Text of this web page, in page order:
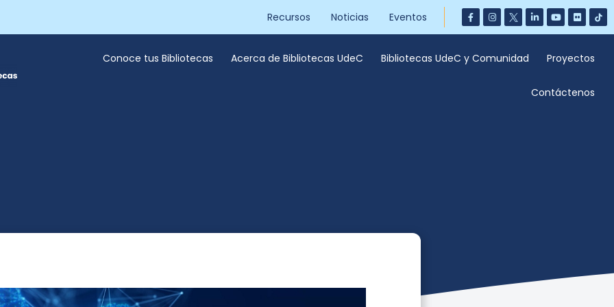
Recursos Noticias Eventos
Conoce tus Bibliotecas Acerca de Bibliotecas UdeC Bibliotecas UdeC y Comunidad Proyectos
Contáctenos